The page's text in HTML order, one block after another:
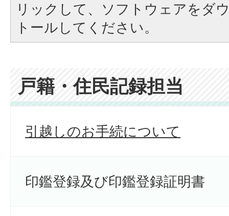
リックして、ソフトウェアをダ
トールしてください。
戸籍・住民記録担当
引越しのお手続について
印鑑登録及び印鑑登録証明書